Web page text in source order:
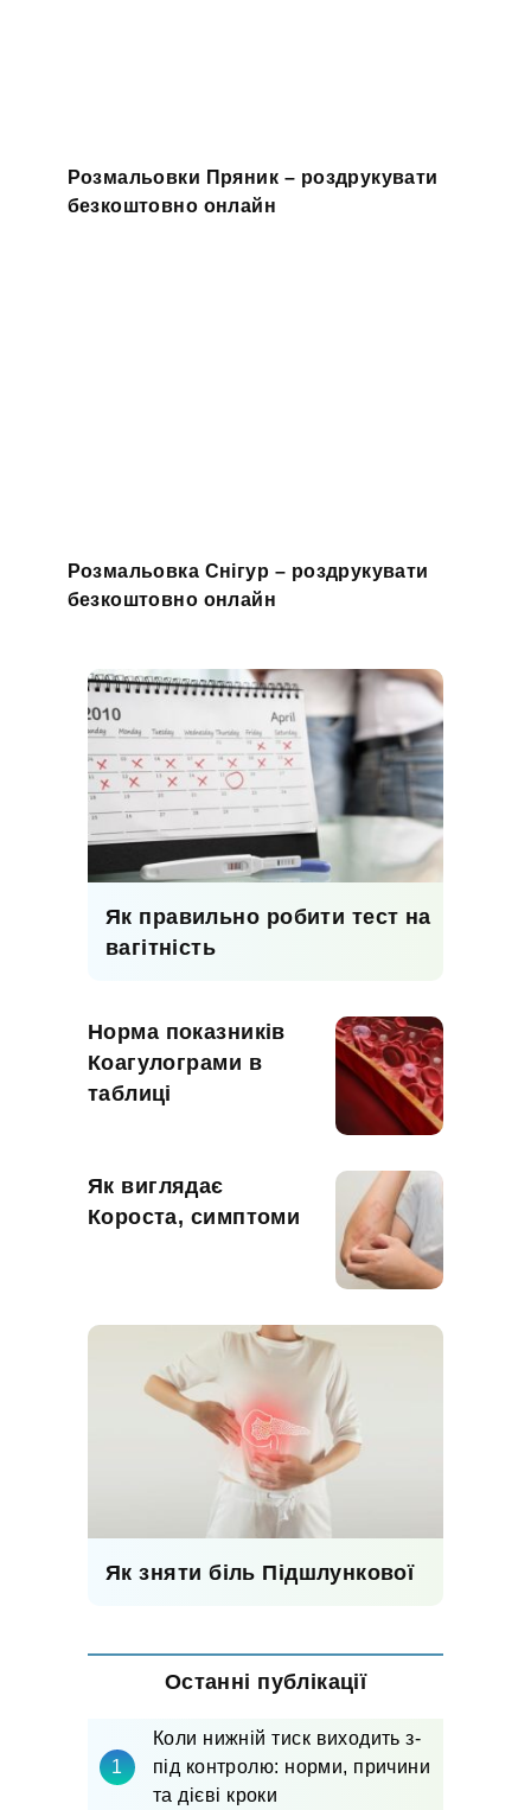
Розмальовки Пряник – роздрукувати
безкоштовно онлайн
Розмальовка Снігур – роздрукувати
безкоштовно онлайн
Як правильно робити тест на
вагітність
Норма показників
Коагулограми в
таблиці
Як виглядає
Короста, симптоми
Як зняти біль Підшлункової
Останні публікації
Коли нижній тиск виходить з-
під контролю: норми, причини
та дієві кроки